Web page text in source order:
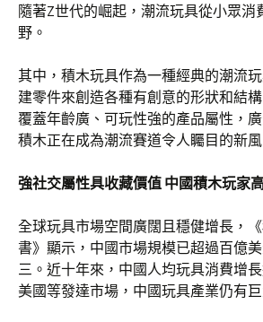
隨著Z世代的崛起，潮流玩具從小眾消
野。
其中，積木玩具作為一種經典的潮流
建零件來創造各種有創意的形狀和結
覆蓋年齡廣、可玩性強的產品屬性，
積木正在成為潮流賽道令人矚目的新風
強社交屬性具收藏價值 中國積木玩家
全球玩具市場空間廣闊且穩健增長，
書》顯示，中國市場規模已超過百億
三。近十年來，中國人均玩具消費增
美國等發達市場，中國玩具產業仍有